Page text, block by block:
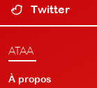
Twitter
ATAA
À propos